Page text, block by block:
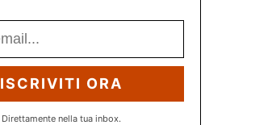
ISCRIVITI ORA
Direttamente nella tua inbox.